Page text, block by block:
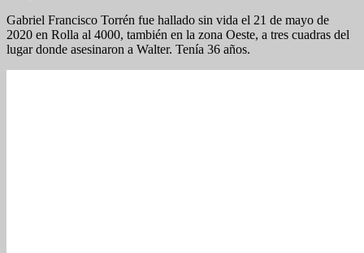
Gabriel Francisco Torrén fue hallado sin vida el 21 de mayo de
2020 en Rolla al 4000, también en la zona Oeste, a tres cuadras del
lugar donde asesinaron a Walter. Tenía 36 años.